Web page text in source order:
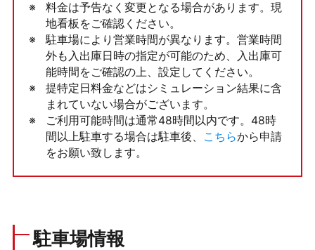
料金は予告なく変更となる場合があります。現
地看板をご確認ください。
駐車場により営業時間が異なります。営業時間
外も入出庫日時の指定が可能のため、入出庫可
能時間をご確認の上、設定してください。
提特定日料金などはシミュレーション結果に含
まれていない場合がございます。
ご利用可能時間は通常48時間以内です。48時
間以上駐車する場合は駐車後、
こちらから申請
をお願い致します。
駐車場情報